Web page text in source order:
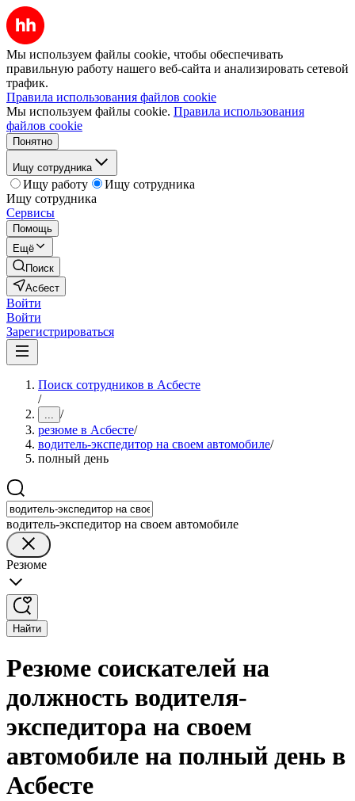
Мы используем файлы cookie, чтобы обеспечивать
правильную работу нашего веб-сайта и анализировать сетевой
трафик.
Правила использования файлов cookie
Мы используем файлы cookie. Правила использования
файлов cookie
Понятно
Ищу сотрудника
Ищу работу
Ищу сотрудника
Ищу сотрудника
Сервисы
Помощь
Ещё
Поиск
Асбест
Войти
Войти
Зарегистрироваться
Поиск сотрудников в Асбесте
/
... /
резюме в Асбесте/
водитель-экспедитор на своем автомобиле/
полный день
водитель-экспедитор на своем автомобиле
Резюме
Найти
Резюме соискателей на
должность водителя-
экспедитора на своем
автомобиле на полный день в
Асбесте